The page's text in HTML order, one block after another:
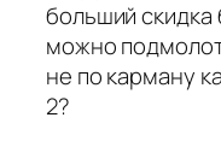
больший скидка
можно
не по карману
2?